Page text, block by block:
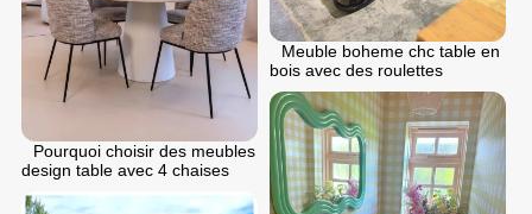
Pourquoi choisir des meubles
design table avec 4 chaises
Meuble boheme chc table en
bois avec des roulettes